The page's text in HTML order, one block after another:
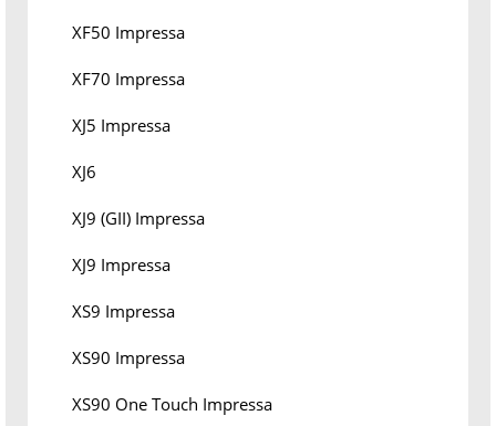
XF50 Impressa
XF70 Impressa
XJ5 Impressa
XJ6
XJ9 (GII) Impressa
XJ9 Impressa
XS9 Impressa
XS90 Impressa
XS90 One Touch Impressa